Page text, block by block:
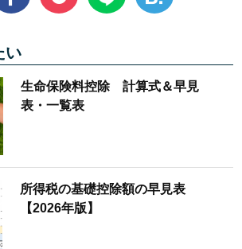
い
生命保険料控除 計算式＆早見
表・一覧表
所得税の基礎控除額の早見表
【2026年版】